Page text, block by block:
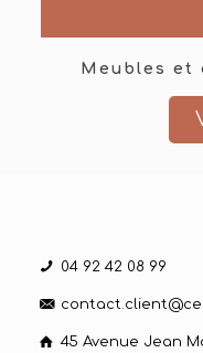
Meubles et
04 92 42 08 99
45 Avenue Jean